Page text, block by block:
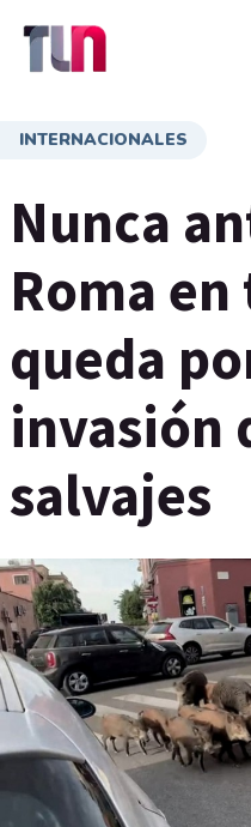
INTERNACIONALES
Nunca
Roma
queda
invasión
salvajes